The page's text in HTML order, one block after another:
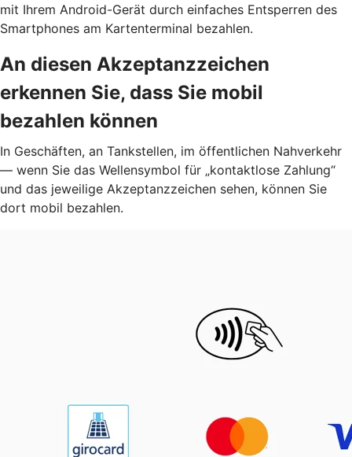
mit Ihrem Android-Gerät durch einfaches Entsperren des
Smartphones am Kartenterminal bezahlen.
An diesen Akzeptanzzeichen
erkennen Sie, dass Sie mobil
bezahlen können
In Geschäften, an Tankstellen, im öffentlichen Nahverkehr
— wenn Sie das Wellensymbol für „kontaktlose Zahlung“
und das jeweilige Akzeptanzzeichen sehen, können Sie
dort mobil bezahlen.